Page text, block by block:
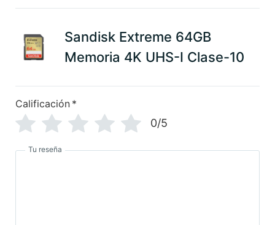
Sandisk Extreme 64GB
Memoria 4K UHS-I Clase-10
Calificación *
0/5
Tu reseña